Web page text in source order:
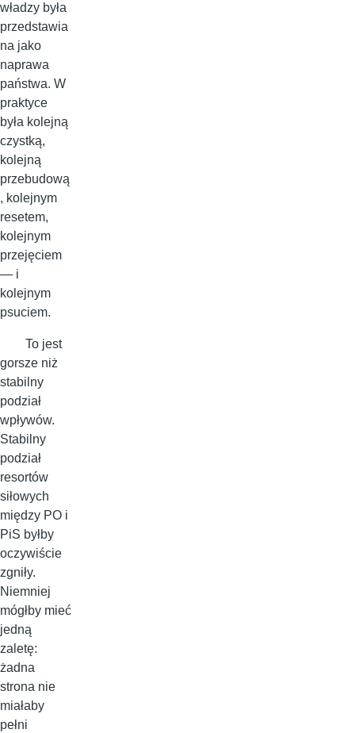
władzy była
przedstawia
na jako
naprawa
państwa. W
praktyce
była kolejną
czystką,
kolejną
przebudową
, kolejnym
resetem,
kolejnym
przejęciem
— i
kolejnym
psuciem.
To jest
gorsze niż
stabilny
podział
wpływów.
Stabilny
podział
resortów
siłowych
między PO i
PiS byłby
oczywiście
zgniły.
Niemniej
mógłby mieć
jedną
zaletę:
żadna
strona nie
miałaby
pełni